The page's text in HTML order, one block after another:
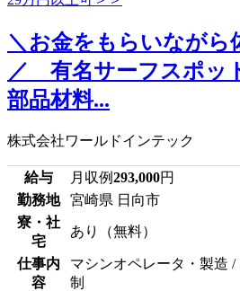
＼お金をもらいながら
／ 有名サーフスポッ
部品材料...
株式会社ワールドインテック
給与 月収例293,000円
勤務地
宮崎県 日向市
寮・社
宅
あり（無料）
仕事内
容
マシンオペレータ・製造
制